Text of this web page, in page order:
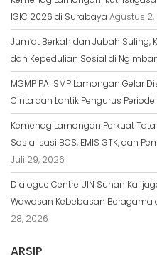
IGIC 2026 di Surabaya Agustus 2,
Jum’at Berkah dan Jubah Suling,
dan Kepedulian Sosial di
MGMP PAI SMP Lamongan Gelar
Cinta dan Lantik Pengurus
Kemenag Lamongan Perkuat
Sosialisasi BOS, EMIS GTK, dan
Juli 29, 2026
Dialogue Centre UIN Sunan
Wawasan Kebebasan Beragama
28, 2026
ARSIP